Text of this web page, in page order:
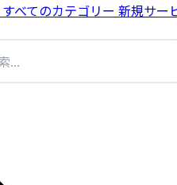
すべてのカテゴリー 新規サー